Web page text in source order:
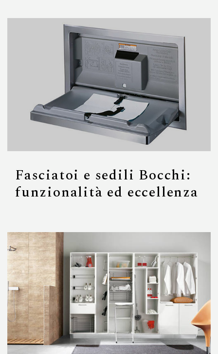
Fasciatoi e sedili Bocchi:
funzionalità ed eccellenza